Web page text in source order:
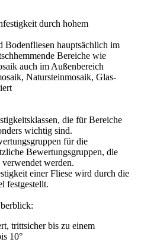
durch hohem
Bodenfliesen hauptsächlich im
Bereiche wie
auch im Außenbereich
Natursteinmosaik, Glas-
die für Bereiche
wichtig sind.
für die
Bewertungsgruppen, die
werden.
einer Fliese wird durch die
festgestellt.
trittsicher bis zu einem
10°